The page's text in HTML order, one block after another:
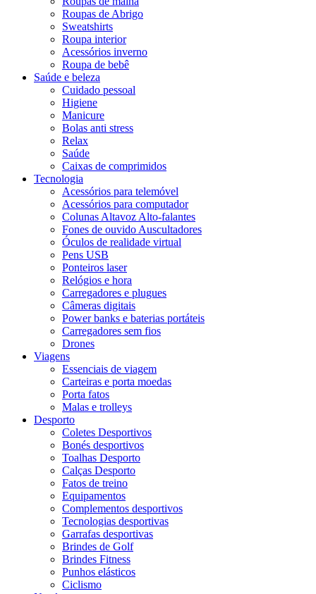
Roupas de Abrigo
Sweatshirts
Roupa interior
Acessórios inverno
Roupa de bebê
Saúde e beleza
Cuidado pessoal
Higiene
Manicure
Bolas anti stress
Relax
Saúde
Caixas de comprimidos
Tecnologia
Acessórios para telemóvel
Acessórios para computador
Colunas Altavoz Alto-falantes
Fones de ouvido Auscultadores
Óculos de realidade virtual
Pens USB
Ponteiros laser
Relógios e hora
Carregadores e plugues
Câmeras digitais
Power banks e baterias portáteis
Carregadores sem fios
Drones
Viagens
Essenciais de viagem
Carteiras e porta moedas
Porta fatos
Malas e trolleys
Desporto
Coletes Desportivos
Bonés desportivos
Toalhas Desporto
Calças Desporto
Fatos de treino
Equipamentos
Complementos desportivos
Tecnologias desportivas
Garrafas desportivas
Brindes de Golf
Brindes Fitness
Punhos elásticos
Ciclismo